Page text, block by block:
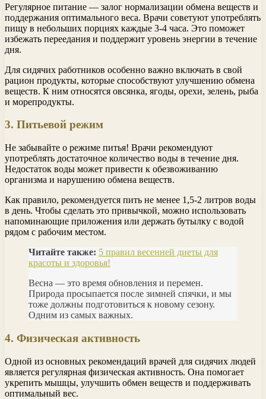
Регулярное питание — залог нормализации обмена веществ и
поддержания оптимального веса. Врачи советуют употреблять
пищу в небольших порциях каждые 3-4 часа. Это поможет
избежать переедания и поддержит уровень энергии в течение
дня.
Для сидячих работников особенно важно включать в свой
рацион продукты, которые способствуют улучшению обмена
веществ. К ним относятся овсянка, ягоды, орехи, зелень, рыба
и морепродукты.
3. Питьевой режим
Не забывайте о режиме питья! Врачи рекомендуют
употреблять достаточное количество воды в течение дня.
Недостаток воды может привести к обезвоживанию
организма и нарушению обмена веществ.
Как правило, рекомендуется пить не менее 1,5-2 литров воды
в день. Чтобы сделать это привычкой, можно использовать
напоминающие приложения или держать бутылку с водой
рядом с рабочим местом.
Читайте также: 5 правил весенней диеты для
красоты и здоровья!
Весна — это время обновления и перемен.
Природа просыпается после зимней спячки, и мы
тоже должны подготовиться к новому сезону.
Одним из самых важных.
4. Физическая активность
Одной из основных рекомендаций врачей для сидячих людей
является регулярная физическая активность. Она помогает
укрепить мышцы, улучшить обмен веществ и поддерживать
оптимальный вес.